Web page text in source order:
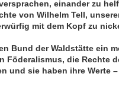
einander zu
von Wilhelm Tell,
mit dem Kopf zu
Bund der Waldstätte ein
Föderalismus, die
und sie haben ihre